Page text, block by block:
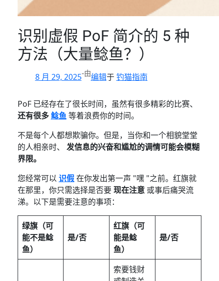
识别虚假 PoF 简介的 5 种
方法（大量鲶鱼？）
8 月 29, 2025-由编辑于钓猫指南
PoF 已经存在了很长时间，虽然有很多精彩的比赛、
还有很多鲶鱼等着浪费你的时间。
不是每个人都想欺骗你。但是，当你和一个相貌堂堂
的人相亲时、 发信息的兴奋和尴尬的调情可能会模糊
界限。
您经常可以 识假在你发出第一声 "嘿 "之前。红旗就
在那里，你只需选择是否要现在注意或事后痛哭流
涕。以下是需要注意的事项：
绿旗（可
能不是鲶
鱼）
是/否
红旗（可
能是鲶
鱼）
是/否
索要钱财